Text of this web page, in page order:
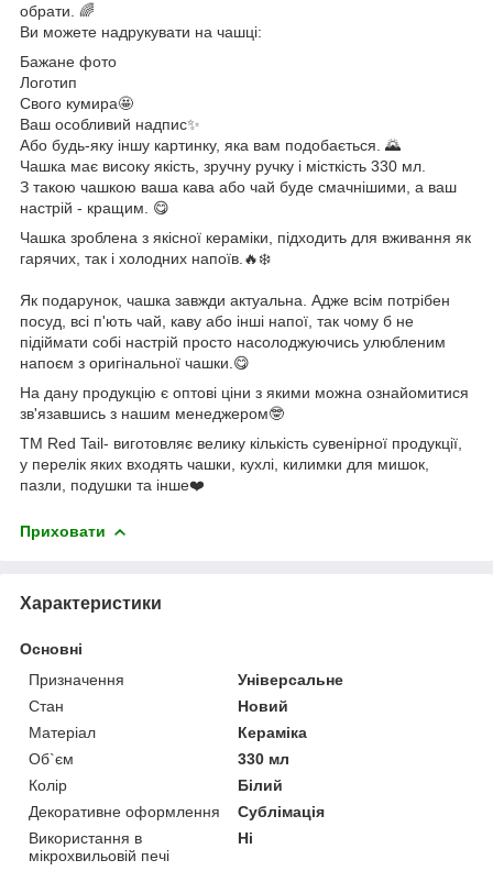
обрати. 🌈
Ви можете надрукувати на чашці:
Бажане фото
Логотип
Свого кумира🤩
Ваш особливий надпис✨
Або будь-яку іншу картинку, яка вам подобається. 🌄
Чашка має високу якість, зручну ручку і місткість 330 мл.
З такою чашкою ваша кава або чай буде смачнішими, а ваш
настрій - кращим. 😋
Чашка зроблена з якісної кераміки, підходить для вживання як
гарячих, так і холодних напоїв.🔥❄️
Як подарунок, чашка завжди актуальна. Адже всім потрібен
посуд, всі п'ють чай, каву або інші напої, так чому б не
підіймати собі настрій просто насолоджуючись улюбленим
напоєм з оригінальної чашки.😋
На дану продукцію є оптові ціни з якими можна ознайомитися
зв'язавшись з нашим менеджером🤓
ТМ Red Tail- виготовляє велику кількість сувенірної продукції,
у перелік яких входять чашки, кухлі, килимки для мишок,
пазли, подушки та інше❤️
Приховати
Характеристики
Основні
Призначення
Універсальне
Стан
Новий
Матеріал
Кераміка
Об`єм
330 мл
Колір
Білий
Декоративне оформлення
Сублімація
Використання в
мікрохвильовій печі
Ні